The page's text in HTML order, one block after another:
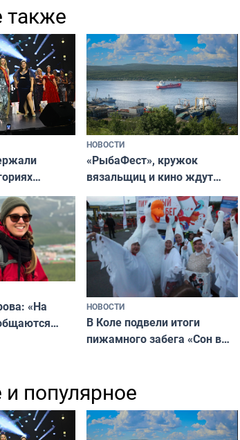
также
конкурса
Великая
НОВОСТИ
«РыбаФест», кружок
вязальщиц и кино ждут
мурманчан в эти выходные
«На
НОВОСТИ
В Коле подвели итоги
пижамного забега «Сон в
и популярное